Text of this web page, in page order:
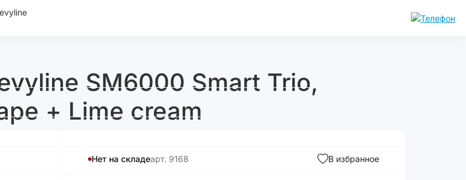
SM6000 Smart Trio,
+ Lime cream
Нет на складеарт. 9168 В избранное